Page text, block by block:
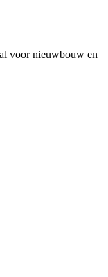
voor nieuwbouw en